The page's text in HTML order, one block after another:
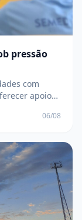
pressão
com
apoio
06/08